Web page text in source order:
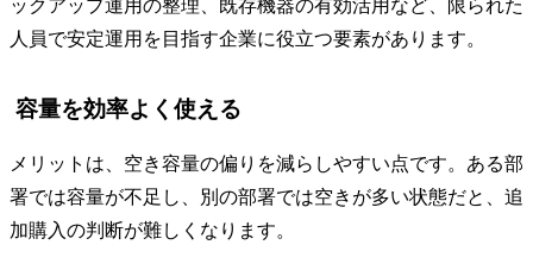
ックアップ運用の整理、既存機器の有効活用など、限られた
人員で安定運用を目指す企業に役立つ要素があります。
容量を効率よく使える
メリットは、空き容量の偏りを減らしやすい点です。ある部
署では容量が不足し、別の部署では空きが多い状態だと、追
加購入の判断が難しくなります。